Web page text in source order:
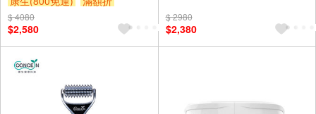
$ 4080
$2,580
$ 2980
$2,380